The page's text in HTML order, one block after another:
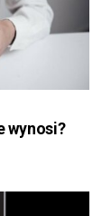
wynosi?